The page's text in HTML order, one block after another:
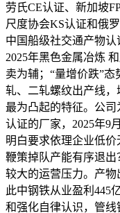
劳氏CE认证、新加坡
尺度协会KS认证和俄
中国船级社交通产物认
2025年黑色金属冶炼
卖为辅；“量增价跌”
轧、二轧螺纹出产线
最为凸起的特征。公司
认证的厂家，2025年9
明白要求依理企业低价
鞭策掉队产能有序退
较大的运营压力。产物
此中钢铁从业盈利445
和强化自律认识，管线